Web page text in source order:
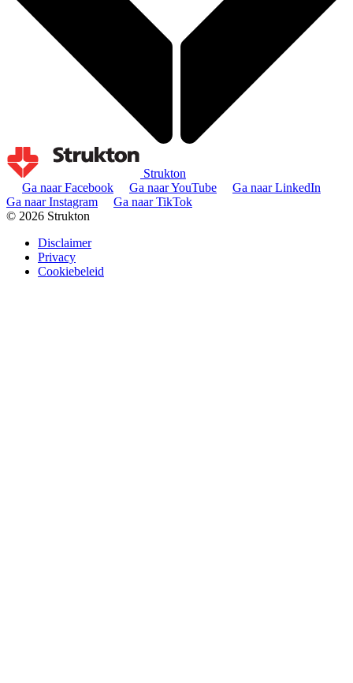
Strukton
Ga naar Facebook
Ga naar YouTube
Ga naar LinkedIn
Ga naar Instagram
Ga naar TikTok
© 2026 Strukton
Disclaimer
Privacy
Cookiebeleid